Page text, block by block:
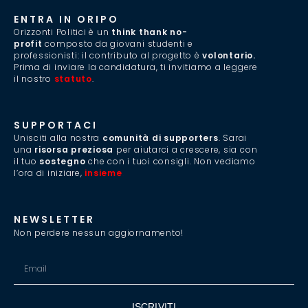
ENTRA IN ORIPO
Orizzonti Politici è un think thank no-
profit composto da giovani studenti e
professionisti: il contributo al progetto èvolontario.
Prima di inviare la candidatura, ti invitiamo a leggere
il nostro statuto.
SUPPORTACI
Unisciti alla nostra comunità di supporters. Sarai
una risorsa preziosa per aiutarci a crescere, sia con
il tuo sostegno che con i tuoi consigli. Non vediamo
l’ora di iniziare, insieme
NEWSLETTER
Non perdere nessun aggiornamento!